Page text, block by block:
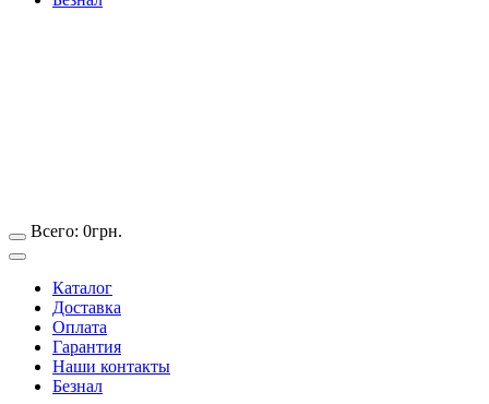
Всего: 0грн.
Каталог
Доставка
Оплата
Гарантия
Наши контакты
Безнал